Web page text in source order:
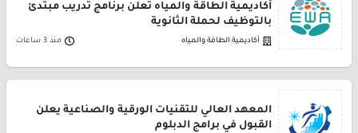
أكاديمية الطاقة والمياه تعلن برنامج تدريب مبتدئ
بالتوظيف لحملة الثانوية
أكاديمية الطاقة والمياه منذ 3 ساعات
المعهد العالي للتقنيات الورقية والصناعية يعلن
القبول في برامج الدبلوم